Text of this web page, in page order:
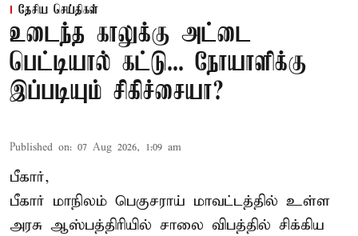
தேசிய செய்திகள்
உடைந்த காலுக்கு அட்டை
பெட்டியால் கட்டு... நோயாளிக்கு
இப்படியும் சிகிச்சையா?
Published on: 07 Aug 2026, 1:09 am
பீகார்,
பீகார் மாநிலம் பெகுசராய் மாவட்டத்தில் உள்ள
அரசு ஆஸ்பத்திரியில் சாலை விபத்தில் சிக்கிய